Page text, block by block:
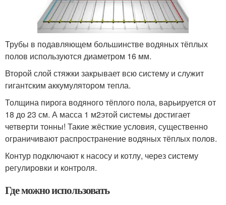
Трубы в подавляющем большинстве водяных тёплых
полов используются диаметром 16 мм.
Второй слой стяжки закрывает всю систему и служит
гигантским аккумулятором тепла.
Толщина пирога водяного тёплого пола, варьируется от
18 до 23 см. А масса 1 м2этой системы достигает
четверти тонны! Такие жёсткие условия, существенно
ограничивают распространение водяных тёплых полов.
Контур подключают к насосу и котлу, через систему
регулировки и контроля.
Где можно использовать